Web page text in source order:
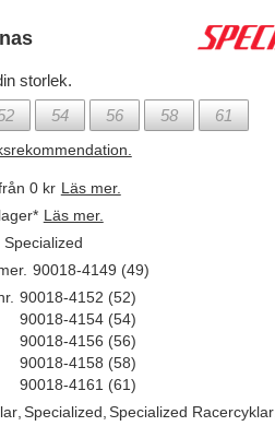
storlek.
54 56 58 61
0 kr Läs mer.
Läs mer.
Specialized
90018-4149 (49)
90018-4152 (52)
90018-4154 (54)
90018-4156 (56)
90018-4158 (58)
90018-4161 (61)
, Specialized Specialized Racercyklar,